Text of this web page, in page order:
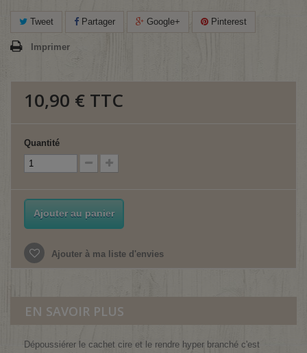
Tweet Partager Google+ Pinterest
Imprimer
10,90 € TTC
Quantité
Ajouter au panier
Ajouter à ma liste d'envies
EN SAVOIR PLUS
Dépoussiérer le cachet cire et le rendre hyper branché c'est